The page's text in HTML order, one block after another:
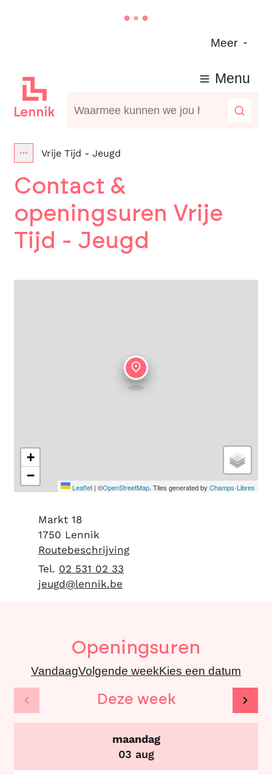
Meer
Lennik
Waarmee kunnen we jou helpen?
Menu
Toon alle broodkruimel items
Vrije Tijd - Jeugd
Contact &
openingsuren Vrije
Tijd - Jeugd
+
−
Leaflet | ©OpenStreetMap, Tiles generated by Champs-Libres
AdresMarkt 18
,1750 Lennik
Routebeschrijving
02 531 02 33
E-mailjeugd@lennik.be
Openingsuren
VandaagVolgende weekKies een datum
Deze week
Bekijk openingsuren van de week hiervoor
maandag
03 aug